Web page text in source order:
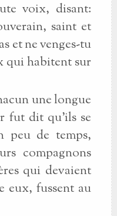
voix, disant:
saint et
et ne venges-tu
qui habitent sur
une longue
fut dit qu’ils se
peu de temps,
compagnons
qui devaient
eux, fussent au